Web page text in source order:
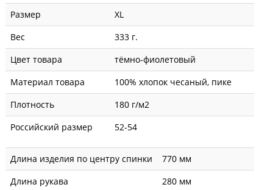
Размер
XL
Вес
333 г.
Цвет товара
тёмно-фиолетовый
Материал товара
100% хлопок чесаный, пике
Плотность
180 г/м2
Российский размер
52-54
Длина изделия по центру спинки
770 мм
Длина рукава
280 мм